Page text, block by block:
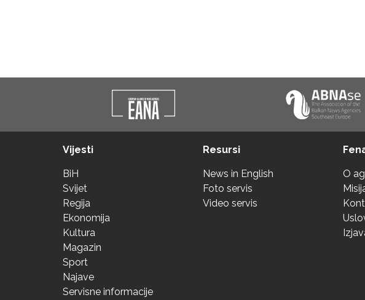
Vijesti
BiH
Svijet
Regija
Ekonomija
Kultura
Magazin
Sport
Najave
Servisne informacije
Resursi
News in English
Foto servis
Video servis
O